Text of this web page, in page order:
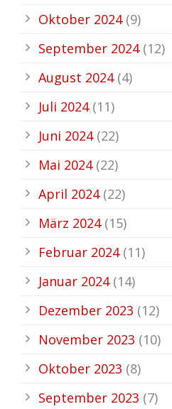
Oktober 2024(9)
September 2024(12)
August 2024(4)
Juli 2024(11)
Juni 2024(22)
Mai 2024(22)
April 2024(22)
März 2024(15)
Februar 2024(11)
Januar 2024(14)
Dezember 2023 (12)
November 2023 (10)
Oktober 2023 (8)
September 2023 (7)